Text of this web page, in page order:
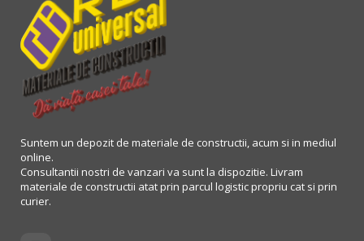
Suntem un depozit de materiale de constructii, acum si in mediul
online.
Consultantii nostri de vanzari va sunt la dispozitie. Livram
materiale de constructii atat prin parcul logistic propriu cat si prin
curier.